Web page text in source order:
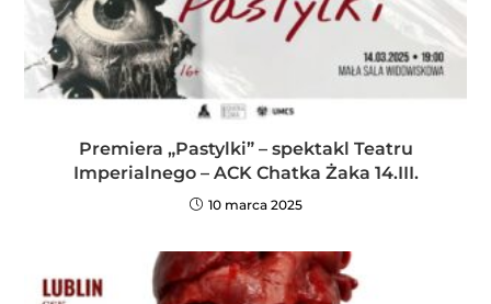
Premiera „Pastylki” – spektakl Teatru
Imperialnego – ACK Chatka Żaka 14.III.
10 marca 2025